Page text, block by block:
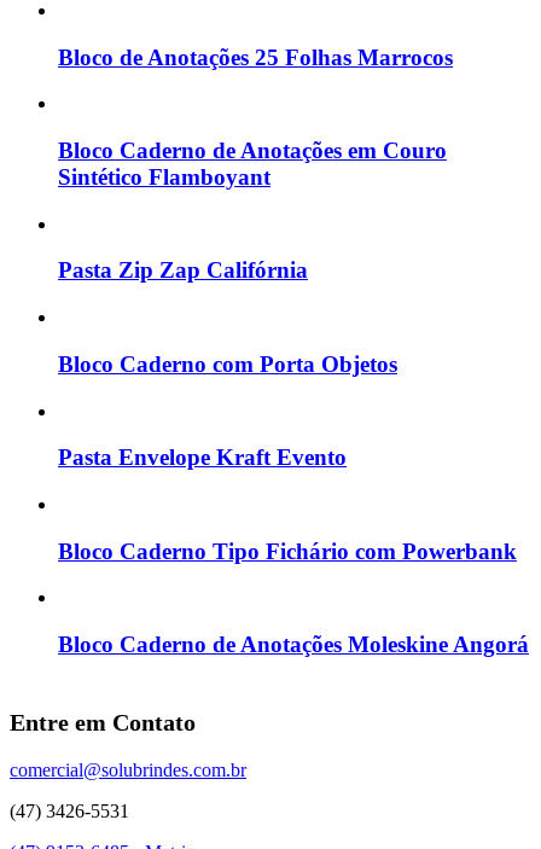
Bloco de Anotações 25 Folhas Marrocos
Bloco Caderno de Anotações em Couro
Sintético Flamboyant
Pasta Zip Zap Califórnia
Bloco Caderno com Porta Objetos
Pasta Envelope Kraft Evento
Bloco Caderno Tipo Fichário com Powerbank
Bloco Caderno de Anotações Moleskine Angorá
Entre em Contato
comercial@solubrindes.com.br
(47) 3426-5531